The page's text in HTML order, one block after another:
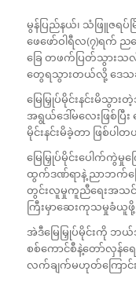
မွန်ပြည်နယ်၊ သံဖြူဇရပ်
ဖေဖော်ဝါရီလ(၇)ရက် ည
ခြေ တဖက်ပြတ်သွားသ
တွေရသွားတယ်လို့ ဒေသ
မြေမြှုပ်မိုင်းနင်းမိသွ
အရွယ်ဒေါ်မလေးဖြစ်ပ
မိုင်းနင်းမိခဲ့တာ ဖြစ်ပါတ
မြေမြှုပ်မိုင်းပေါက်ကွဲမှု
ထွက်ဒဏ်ရာနဲ့ ညာဘက်ခြ
တွင်းလူမှုကူညီရေးအသင်
ကြီးမှာဆေးကုသမှုခံယူ
အဲဒီမြေမြှုပ်မိုင်းကို
စစ်ကောင်စီနဲ့တော်လှန်
လက်ချက်မဟုတ်ကြောင်